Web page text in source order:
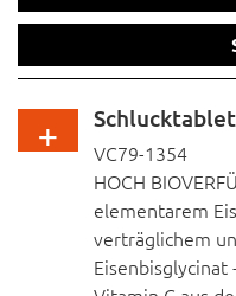
sonstiges
Hier können Sie Ihre
Firmenname
HOCH
elementarem
verträglichem
Eisenbisglycinat
VC79-1354